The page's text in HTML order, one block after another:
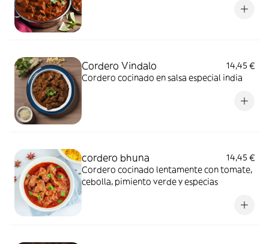
Cordero Vindalo
14,45 €
Cordero cocinado en salsa especial india
cordero bhuna
14,45 €
Cordero cocinado lentamente con tomate,
cebolla, pimiento verde y especias